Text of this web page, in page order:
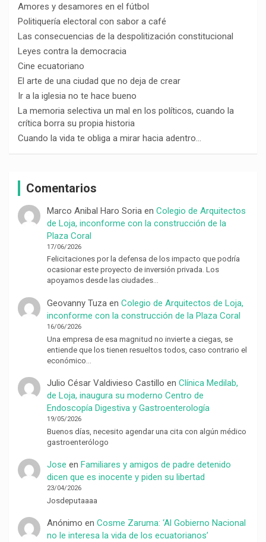
Amores y desamores en el fútbol
Politiquería electoral con sabor a café
Las consecuencias de la despolitización constitucional
Leyes contra la democracia
Cine ecuatoriano
El arte de una ciudad que no deja de crear
Ir a la iglesia no te hace bueno
La memoria selectiva un mal en los políticos, cuando la
crítica borra su propia historia
Cuando la vida te obliga a mirar hacia adentro…
Comentarios
Marco Anibal Haro Soriaen Colegio de Arquitectos
de Loja, inconforme con la construcción de la
Plaza Coral
17/06/2026
Felicitaciones por la defensa de los impacto que podría
ocasionar este proyecto de inversión privada. Los
apoyamos desde las ciudades…
Geovanny Tuzaen Colegio de Arquitectos de Loja,
inconforme con la construcción de la Plaza Coral
16/06/2026
Una empresa de esa magnitud no invierte a ciegas, se
entiende que los tienen resueltos todos, caso contrario el
económico…
Julio César Valdivieso Castillo en Clínica Medilab,
de Loja, inaugura su moderno Centro de
Endoscopía Digestiva y Gastroenterología
19/05/2026
Buenos días, necesito agendar una cita con algún médico
gastroenterólogo
Jose en Familiares y amigos de padre detenido
dicen que es inocente y piden su libertad
23/04/2026
Josdeputaaaa
Anónimo en Cosme Zaruma: ‘Al Gobierno Nacional
no le interesa la vida de los ecuatorianos’